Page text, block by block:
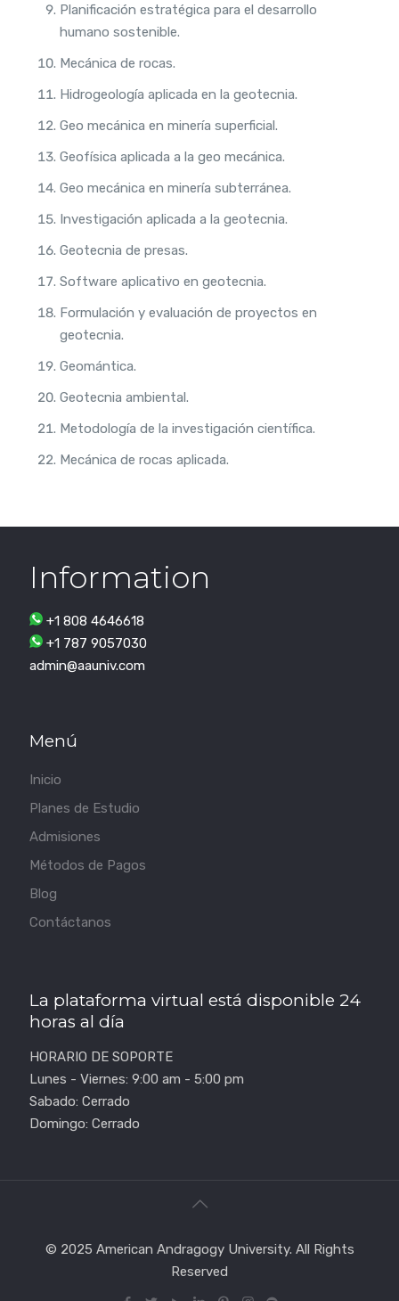
Planificación estratégica para el desarrollo
humano sostenible.
Mecánica de rocas.
Hidrogeología aplicada en la geotecnia.
Geo mecánica en minería superficial.
Geofísica aplicada a la geo mecánica.
Geo mecánica en minería subterránea.
Investigación aplicada a la geotecnia.
Geotecnia de presas.
Software aplicativo en geotecnia.
Formulación y evaluación de proyectos en
geotecnia.
Geomántica.
Geotecnia ambiental.
Metodología de la investigación científica.
Mecánica de rocas aplicada.
Information
+1 808 4646618
+1 787 9057030
admin@aauniv.com
Menú
Inicio
Planes de Estudio
Admisiones
Métodos de Pagos
Blog
Contáctanos
La plataforma virtual está disponible 24
horas al día
HORARIO DE SOPORTE
Lunes - Viernes: 9:00 am - 5:00 pm
Sabado: Cerrado
Domingo: Cerrado
© 2025 American Andragogy University. All Rights
Reserved